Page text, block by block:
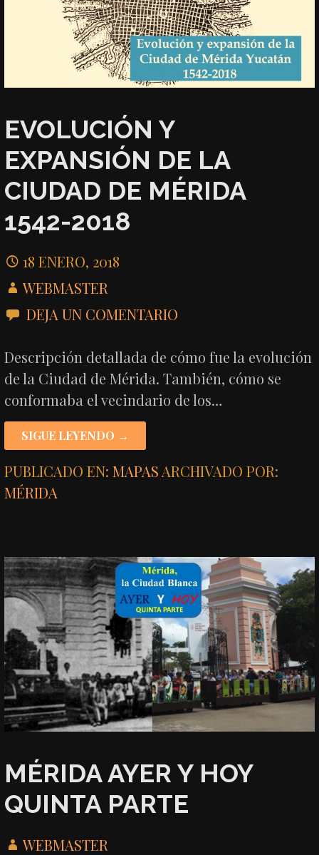
EVOLUCIÓN Y
EXPANSIÓN DE LA
CIUDAD DE MÉRIDA
1542-2018
18 ENERO, 2018
WEBMASTER
DEJA UN COMENTARIO
Descripción detallada de cómo fue la evolución
de la Ciudad de Mérida. También, cómo se
conformaba el vecindario de los…
SIGUE LEYENDO →
PUBLICADO EN:MAPASARCHIVADO POR:
MÉRIDA
MÉRIDA AYER Y HOY
QUINTA PARTE
WEBMASTER